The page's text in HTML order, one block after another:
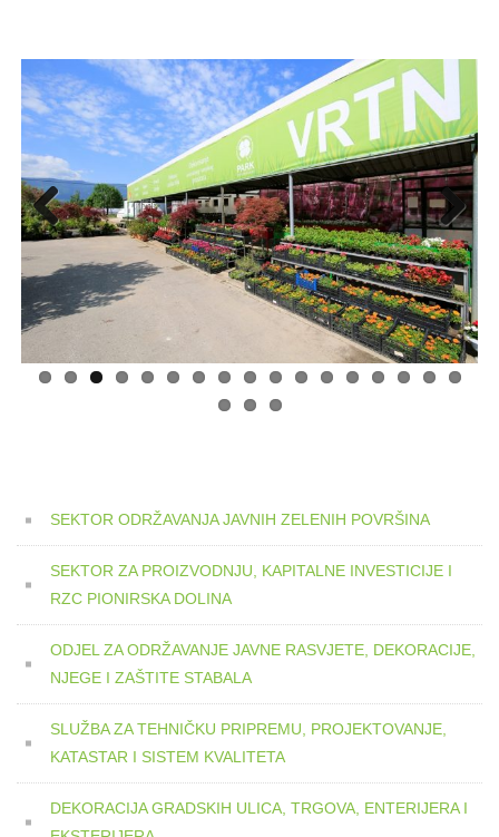
Previo
us
Next
SEKTOR ODRŽAVANJA JAVNIH ZELENIH POVRŠINA
SEKTOR ZA PROIZVODNJU, KAPITALNE INVESTICIJE I
RZC PIONIRSKA DOLINA
ODJEL ZA ODRŽAVANJE JAVNE RASVJETE, DEKORACIJE,
NJEGE I ZAŠTITE STABALA
SLUŽBA ZA TEHNIČKU PRIPREMU, PROJEKTOVANJE,
KATASTAR I SISTEM KVALITETA
DEKORACIJA GRADSKIH ULICA, TRGOVA, ENTERIJERA I